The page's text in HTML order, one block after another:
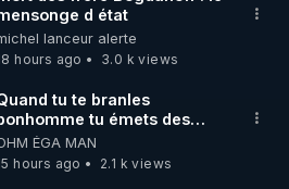
rdlr_thierrycasasnovas/
RGNR (stages,
d état
lanceur alerte
hours ago
3.0 k views
tu te branles
tu émets des
ils ont juste omis de
ÉGA MAN
hours ago
2.1 k views